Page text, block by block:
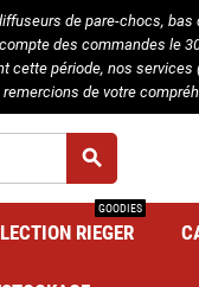
de pare-chocs, bas
des commandes le
période, nos
de votre
search
RIEGER
GOODIES